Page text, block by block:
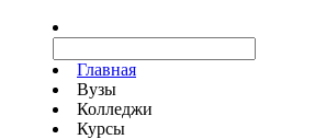
Главная
Вузы
Колледжи
Курсы